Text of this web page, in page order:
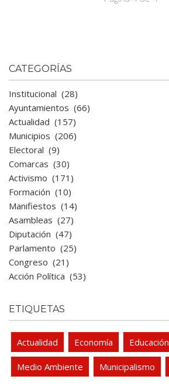
CATEGORÍAS
Institucional (28)
Ayuntamientos (66)
Actualidad (157)
Municipios (206)
Electoral (9)
Comarcas (30)
Activismo (171)
Formación (10)
Manifiestos (14)
Asambleas (27)
Diputación (47)
Parlamento (25)
Congreso (21)
Acción Política (53)
ETIQUETAS
Actualidad Economía Educación
Medio Ambiente Municipalismo